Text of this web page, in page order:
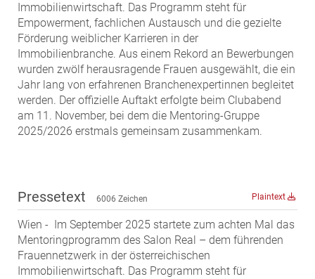
PAYUCA
Raiffeisen Property Holding International
Salon Real
Savoir Vivre Group
Schwabenhaus
STEUP Realitäten
STIX + Partner
Verband Österreichischer Versicherungsmakler
Weinrauch Rechtsanwälte
WINEGG Realitäten
ZEHA Real Estate
Immobilienwirtschaft. Das Programm steht für
Empowerment, fachlichen Austausch und die gezielte
Förderung weiblicher Karrieren in der
Immobilienbranche. Aus einem Rekord an Bewerbungen
wurden zwölf herausragende Frauen ausgewählt, die ein
Jahr lang von erfahrenen Branchenexpertinnen begleitet
werden. Der offizielle Auftakt erfolgte beim Clubabend
am 11. November, bei dem die Mentoring-Gruppe
2025/2026 erstmals gemeinsam zusammenkam.
Pressetext 6006 Zeichen Plaintext
Wien - Im September 2025 startete zum achten Mal das
Mentoringprogramm des Salon Real – dem führenden
Frauennetzwerk in der österreichischen
Immobilienwirtschaft. Das Programm steht für